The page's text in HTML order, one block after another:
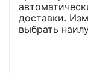
доставки.
выбрать